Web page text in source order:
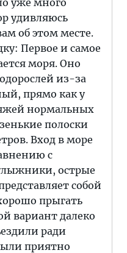
уже много
удивляюсь
об этом месте.
Первое и самое
моря. Оно
из-за
прямо как у
нормальных
полоски
Вход в море
с
острые
собой
прыгать
вариант далеко
ради
приятно